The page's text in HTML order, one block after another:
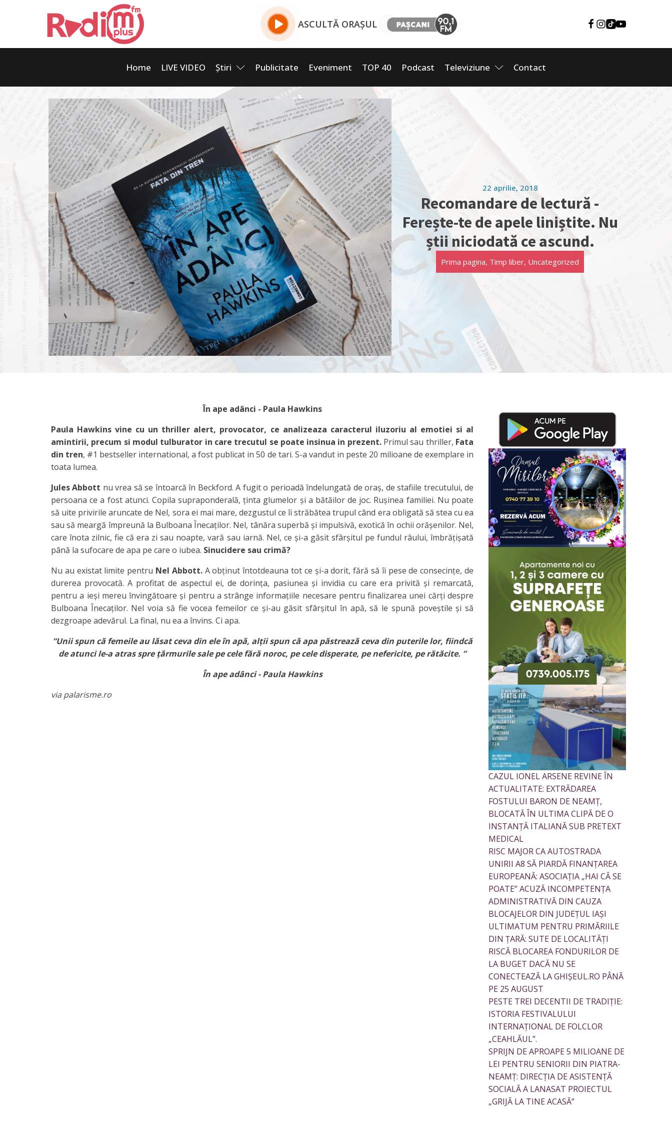
ASCULTĂ ORAȘUL
Home LIVE VIDEO Știri Publicitate Eveniment TOP 40 Podcast Televiziune Contact
22 aprilie, 2018
Recomandare de lectură -
Ferește-te de apele liniștite. Nu
știi niciodată ce ascund.
Prima pagina, Timp liber, Uncategorized
În ape adânci - Paula Hawkins
Paula Hawkins vine cu un thriller alert, provocator, ce analizeaza caracterul iluzoriu al emotiei si al
amintirii, precum si modul tulburator in care trecutul se poate insinua in prezent.Primul sau thriller, Fata
din tren, #1 bestseller international, a fost publicat in 50 de tari. S-a vandut in peste 20 milioane de exemplare in
toata lumea.
Jules Abbott nu vrea să se întoarcă în Beckford. A fugit o perioadă îndelungată de oraș, de stafiile trecutului, de
persoana ce a fost atunci. Copila supraponderală, ținta glumelor și a bătăilor de joc. Rușinea familiei. Nu poate
să uite privirile aruncate de Nel, sora ei mai mare, dezgustul ce îi străbătea trupul când era obligată să stea cu ea
sau să meargă împreună la Bulboana Înecaților. Nel, tânăra superbă și impulsivă, exotică în ochii orășenilor. Nel,
care înota zilnic, fie că era zi sau noapte, vară sau iarnă. Nel, ce și-a găsit sfârșitul pe fundul râului, îmbrățișată
până la sufocare de apa pe care o iubea. Sinucidere sau crimă?
Nu au existat limite pentru Nel Abbott.A obținut întotdeauna tot ce și-a dorit, fără să îi pese de consecințe, de
durerea provocată. A profitat de aspectul ei, de dorința, pasiunea și invidia cu care era privită și remarcată,
pentru a ieși mereu învingătoare și pentru a strânge informațiile necesare pentru finalizarea unei cărți despre
Bulboana Înecaților. Nel voia să fie vocea femeilor ce și-au găsit sfârșitul în apă, să le spună poveștile și să
dezgroape adevărul. La final, nu ea a învins. Ci apa.
”Unii spun că femeile au lăsat ceva din ele în apă, alții spun că apa păstrează ceva din puterile lor, fiindcă
de atunci le-a atras spre țărmurile sale pe cele fără noroc, pe cele disperate, pe nefericite, pe rătăcite. ”
În ape adânci - Paula Hawkins
via palarisme.ro
CAZUL IONEL ARSENE REVINE ÎN
ACTUALITATE: EXTRĂDAREA
FOSTULUI BARON DE NEAMȚ,
BLOCATĂ ÎN ULTIMA CLIPĂ DE O
INSTANȚĂ ITALIANĂ SUB PRETEXT
MEDICAL
RISC MAJOR CA AUTOSTRADA
UNIRII A8 SĂ PIARDĂ FINANȚAREA
EUROPEANĂ: ASOCIAȚIA „HAI CĂ SE
POATE” ACUZĂ INCOMPETENȚA
ADMINISTRATIVĂ DIN CAUZA
BLOCAJELOR DIN JUDEȚUL IAȘI
ULTIMATUM PENTRU PRIMĂRIILE
DIN ȚARĂ: SUTE DE LOCALITĂȚI
RISCĂ BLOCAREA FONDURILOR DE
LA BUGET DACĂ NU SE
CONECTEAZĂ LA GHIȘEUL.RO PÂNĂ
PE 25 AUGUST
PESTE TREI DECENTII DE TRADIȚIE:
ISTORIA FESTIVALULUI
INTERNAȚIONAL DE FOLCLOR
„CEAHLĂUL”.
SPRIJN DE APROAPE 5 MILIOANE DE
LEI PENTRU SENIORII DIN PIATRA-
NEAMȚ: DIRECȚIA DE ASISTENȚĂ
SOCIALĂ A LANASAT PROIECTUL
„GRIJĂ LA TINE ACASĂ”